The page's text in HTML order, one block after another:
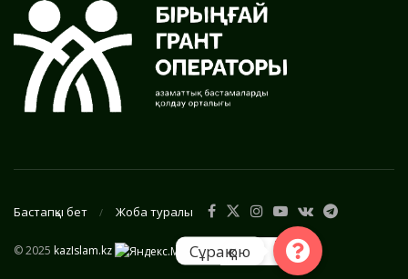
Бастапқы бет Жоба туралы
© 2025 kazIslam.kz Сұрақ қою